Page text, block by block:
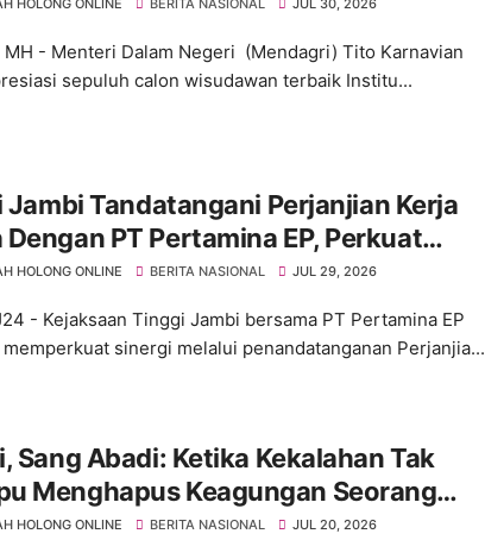
HOLONG ONLINE BERITA NASIONAL JUL 30, 2026
MH - Menteri Dalam Negeri (Mendagri) Tito Karnavian
sepuluh calon wisudawan terbaik Institu...
Jambi Tandatangani Perjanjian Kerja
Dengan PT Pertamina EP, Perkuat
Hukum dan Penyelamatan Aset
HOLONG ONLINE BERITA NASIONAL JUL 29, 2026
- Kejaksaan Tinggi Jambi bersama PT Pertamina EP
sinergi melalui penandatanganan Perjanjia...
Sang Abadi: Ketika Kekalahan Tak
Menghapus Keagungan Seorang
Sepakbola Dunia
HOLONG ONLINE BERITA NASIONAL JUL 20, 2026